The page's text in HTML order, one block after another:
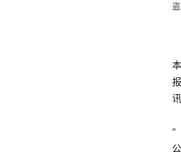
本
报
讯
“
公